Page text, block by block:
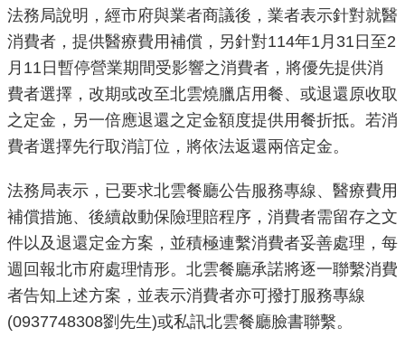
業
務
資
訊
政
資
訊
公
開
重
點
法務局說明，經市府與業者商議後，業者表示針對就醫
消費者，提供醫療費用補償，另針對114年1月31日至2
月11日暫停營業期間受影響之消費者，將優先提供消
費者選擇，改期或改至北雲燒臘店用餐、或退還原收取
之定金，另一倍應退還之定金額度提供用餐折抵。若消
費者選擇先行取消訂位，將依法返還兩倍定金。
法務局表示，已要求北雲餐廳公告服務專線、醫療費用
補償措施、後續啟動保險理賠程序，消費者需留存之文
件以及退還定金方案，並積極連繫消費者妥善處理，每
週回報北市府處理情形。北雲餐廳承諾將逐一聯繫消費
者告知上述方案，並表示消費者亦可撥打服務專線
(0937748308劉先生)或私訊北雲餐廳臉書聯繫。